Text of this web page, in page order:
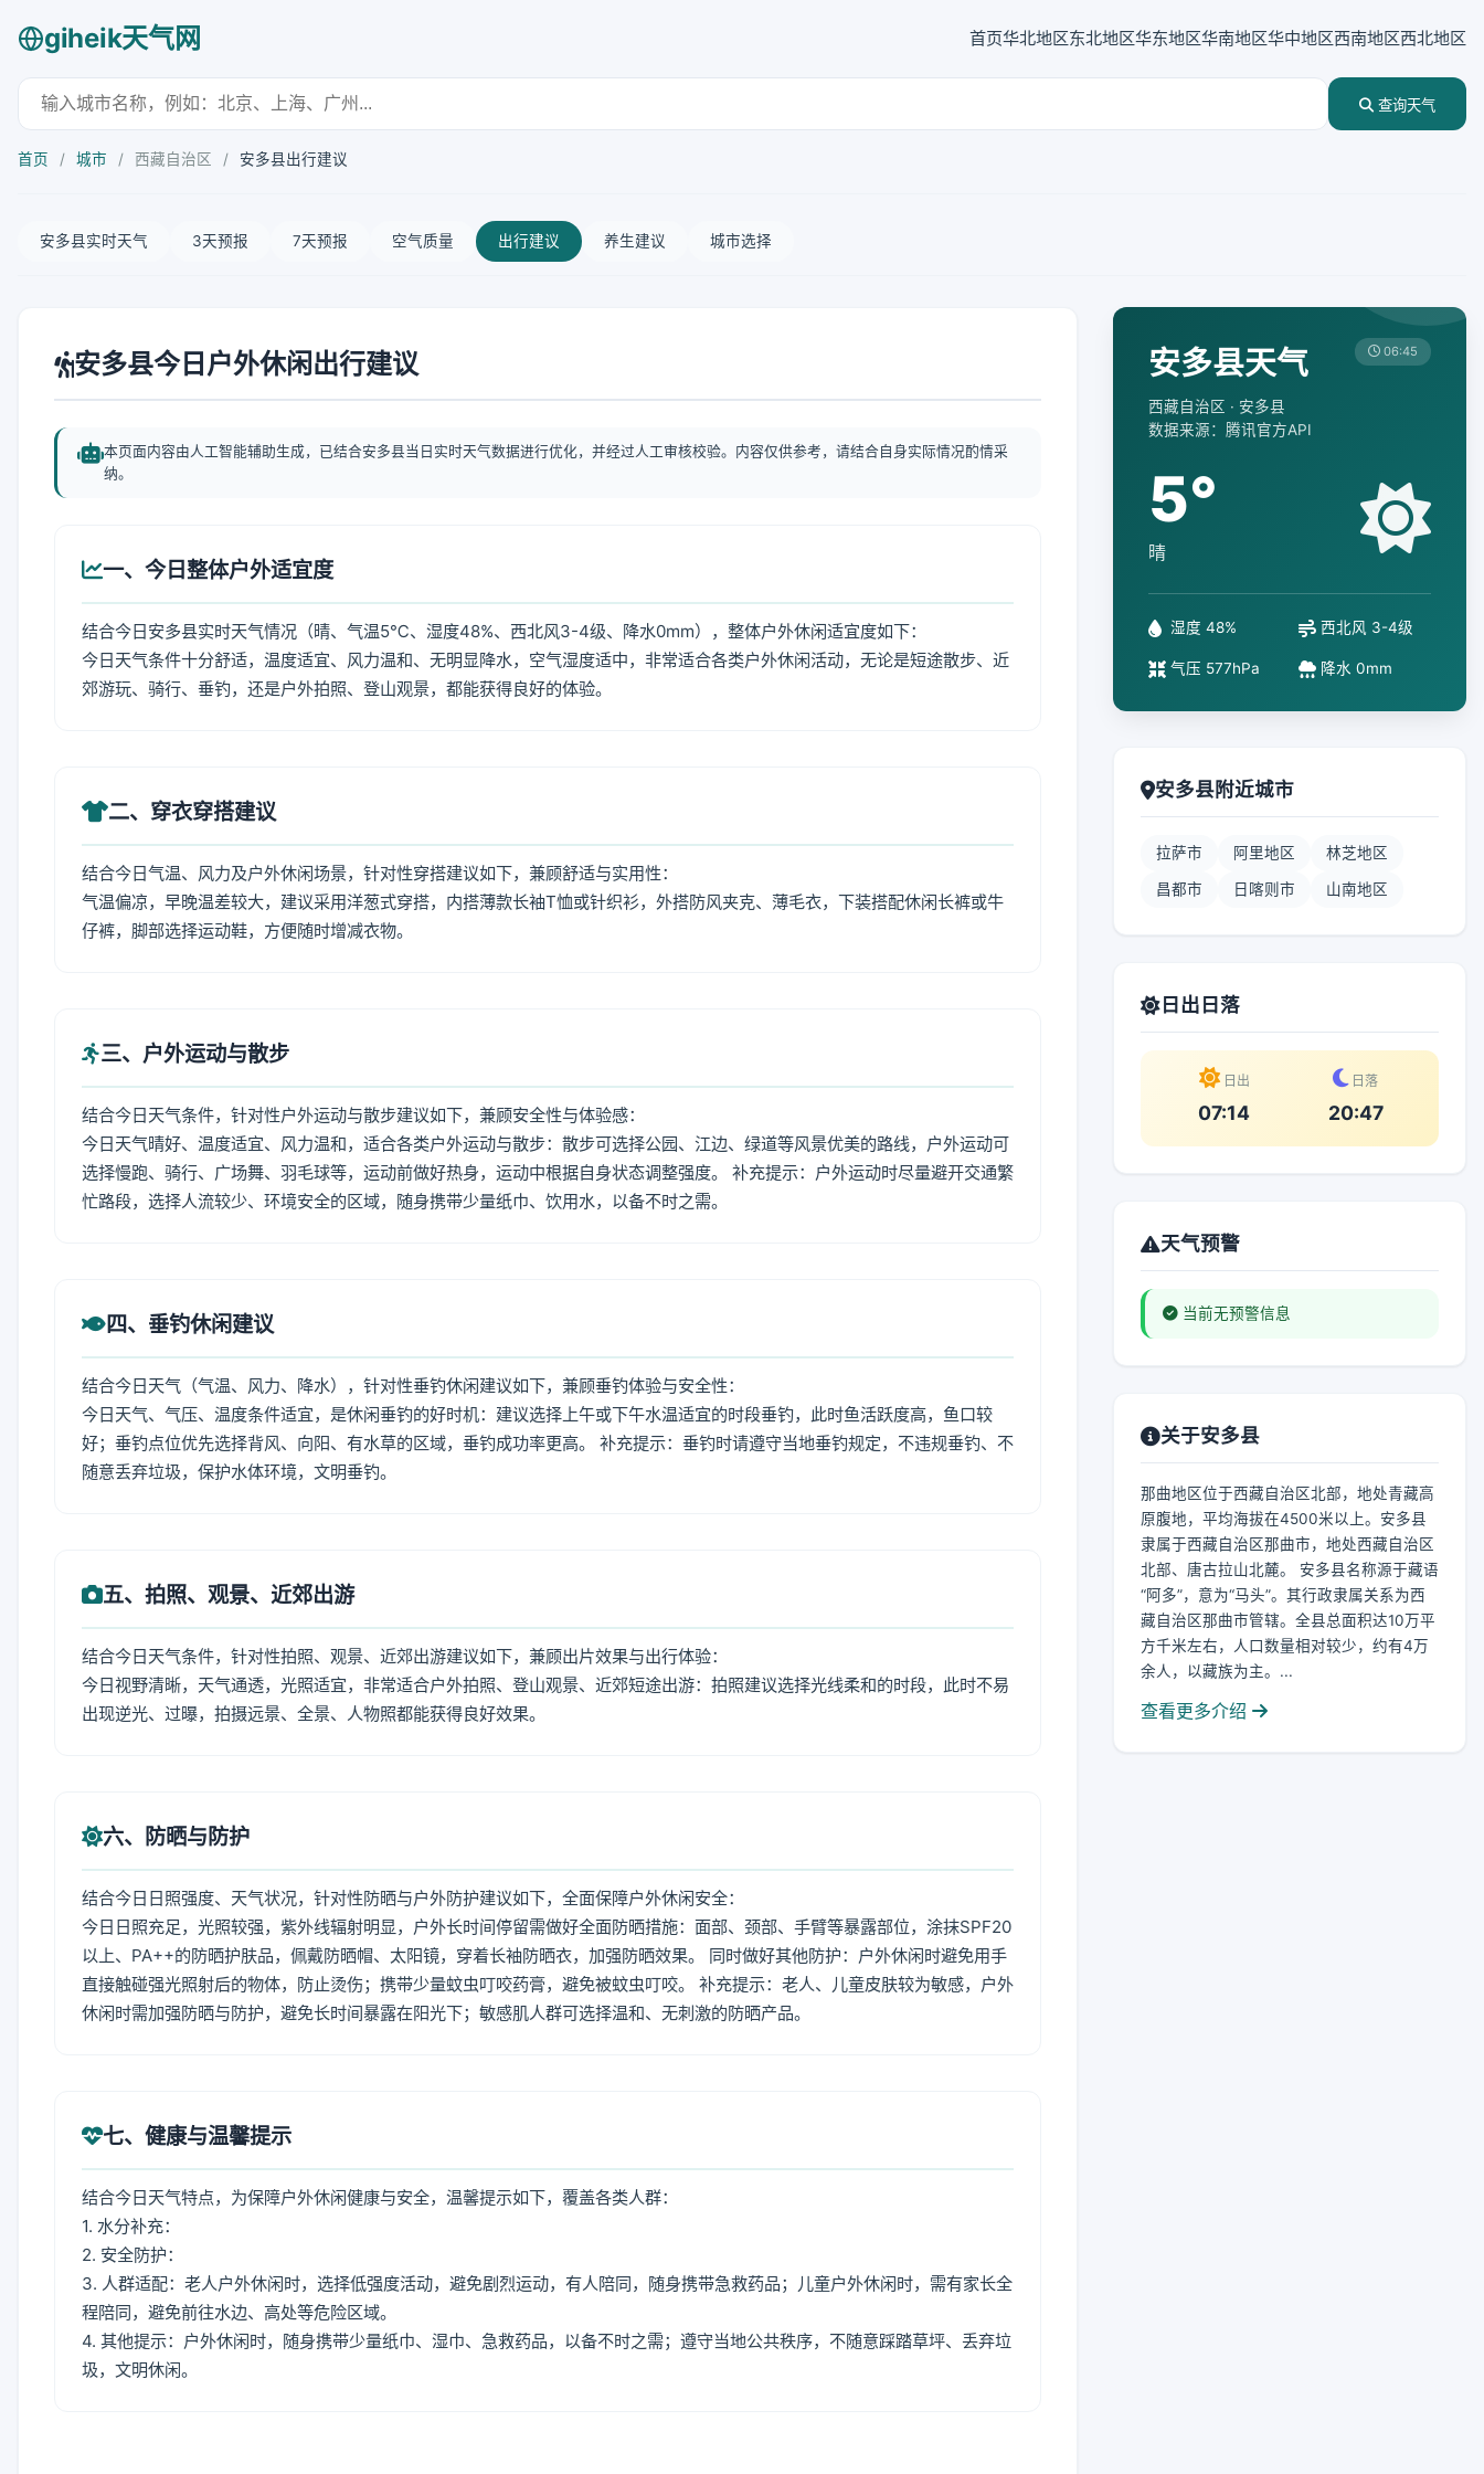
giheik天气网 首页华北地区东北地区华东地区华南地区华中地区西南地区西北地区
查询天气
首页 / 城市 / 西藏自治区 / 安多县出行建议
安多县实时天气 3天预报 7天预报 空气质量 出行建议 养生建议 城市选择
安多县今日户外休闲出行建议
本页面内容由人工智能辅助生成，已结合安多县当日实时天气数据进行优化，并经过人工审核校验。内容仅供参考，请结合自身实际情况酌情采
纳。
一、今日整体户外适宜度
结合今日安多县实时天气情况（晴、气温5℃、湿度48%、西北风3-4级、降水0mm），整体户外休闲适宜度如下：
今日天气条件十分舒适，温度适宜、风力温和、无明显降水，空气湿度适中，非常适合各类户外休闲活动，无论是短途散步、近
郊游玩、骑行、垂钓，还是户外拍照、登山观景，都能获得良好的体验。
二、穿衣穿搭建议
结合今日气温、风力及户外休闲场景，针对性穿搭建议如下，兼顾舒适与实用性：
气温偏凉，早晚温差较大，建议采用洋葱式穿搭，内搭薄款长袖T恤或针织衫，外搭防风夹克、薄毛衣，下装搭配休闲长裤或牛
仔裤，脚部选择运动鞋，方便随时增减衣物。
三、户外运动与散步
结合今日天气条件，针对性户外运动与散步建议如下，兼顾安全性与体验感：
今日天气晴好、温度适宜、风力温和，适合各类户外运动与散步：散步可选择公园、江边、绿道等风景优美的路线，户外运动可
选择慢跑、骑行、广场舞、羽毛球等，运动前做好热身，运动中根据自身状态调整强度。 补充提示：户外运动时尽量避开交通繁
忙路段，选择人流较少、环境安全的区域，随身携带少量纸巾、饮用水，以备不时之需。
四、垂钓休闲建议
结合今日天气（气温、风力、降水），针对性垂钓休闲建议如下，兼顾垂钓体验与安全性：
今日天气、气压、温度条件适宜，是休闲垂钓的好时机：建议选择上午或下午水温适宜的时段垂钓，此时鱼活跃度高，鱼口较
好；垂钓点位优先选择背风、向阳、有水草的区域，垂钓成功率更高。 补充提示：垂钓时请遵守当地垂钓规定，不违规垂钓、不
随意丢弃垃圾，保护水体环境，文明垂钓。
五、拍照、观景、近郊出游
结合今日天气条件，针对性拍照、观景、近郊出游建议如下，兼顾出片效果与出行体验：
今日视野清晰，天气通透，光照适宜，非常适合户外拍照、登山观景、近郊短途出游：拍照建议选择光线柔和的时段，此时不易
出现逆光、过曝，拍摄远景、全景、人物照都能获得良好效果。
六、防晒与防护
结合今日日照强度、天气状况，针对性防晒与户外防护建议如下，全面保障户外休闲安全：
今日日照充足，光照较强，紫外线辐射明显，户外长时间停留需做好全面防晒措施：面部、颈部、手臂等暴露部位，涂抹SPF20
以上、PA++的防晒护肤品，佩戴防晒帽、太阳镜，穿着长袖防晒衣，加强防晒效果。 同时做好其他防护：户外休闲时避免用手
直接触碰强光照射后的物体，防止烫伤；携带少量蚊虫叮咬药膏，避免被蚊虫叮咬。 补充提示：老人、儿童皮肤较为敏感，户外
休闲时需加强防晒与防护，避免长时间暴露在阳光下；敏感肌人群可选择温和、无刺激的防晒产品。
七、健康与温馨提示
结合今日天气特点，为保障户外休闲健康与安全，温馨提示如下，覆盖各类人群：
1. 水分补充：
2. 安全防护：
3. 人群适配：老人户外休闲时，选择低强度活动，避免剧烈运动，有人陪同，随身携带急救药品；儿童户外休闲时，需有家长全
程陪同，避免前往水边、高处等危险区域。
4. 其他提示：户外休闲时，随身携带少量纸巾、湿巾、急救药品，以备不时之需；遵守当地公共秩序，不随意踩踏草坪、丢弃垃
圾，文明休闲。
安多县天气
西藏自治区 · 安多县
数据来源：腾讯官方API
06:45
5°
晴
湿度 48% 西北风 3-4级
气压 577hPa 降水 0mm
安多县附近城市
拉萨市 阿里地区 林芝地区
昌都市 日喀则市 山南地区
日出日落
日出
07:14
日落
20:47
天气预警
当前无预警信息
关于安多县
那曲地区位于西藏自治区北部，地处青藏高
原腹地，平均海拔在4500米以上。安多县
隶属于西藏自治区那曲市，地处西藏自治区
北部、唐古拉山北麓。 安多县名称源于藏语
“阿多”，意为“马头”。其行政隶属关系为西
藏自治区那曲市管辖。全县总面积达10万平
方千米左右，人口数量相对较少，约有4万
余人，以藏族为主。...
查看更多介绍